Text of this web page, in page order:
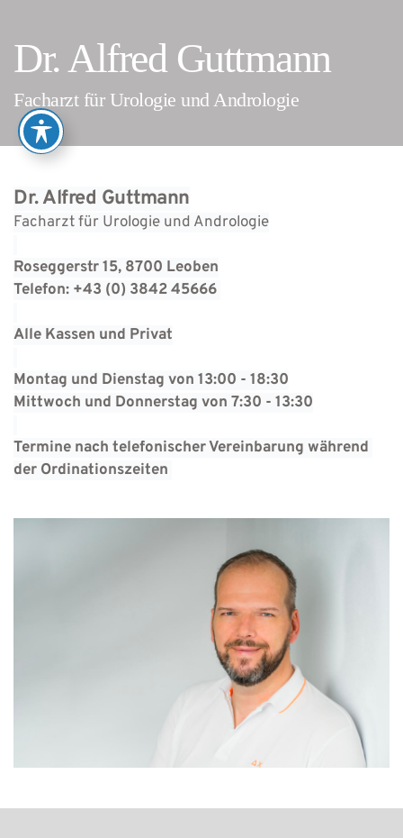
Dr. Alfred Guttmann
Facharzt für Urologie und Andrologie
Dr. Alfred Guttmann
Facharzt für Urologie und Andrologie
Roseggerstr 15, 8700 Leoben
Telefon: +43 (0) 3842 45666
Alle Kassen und Privat
Montag und Dienstag von 13:00 - 18:30
Mittwoch und Donnerstag von 7:30 - 13:30
Termine nach telefonischer Vereinbarung während
der Ordinationszeiten